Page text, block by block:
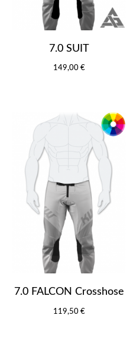
7.0 SUIT
149,00 €
7.0 FALCON Crosshose
119,50 €